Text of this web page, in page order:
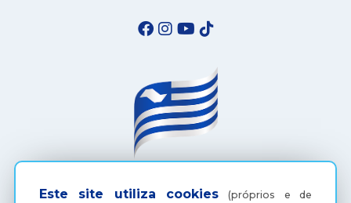
Este site utiliza cookies (próprios e de
(18) 3607-6500